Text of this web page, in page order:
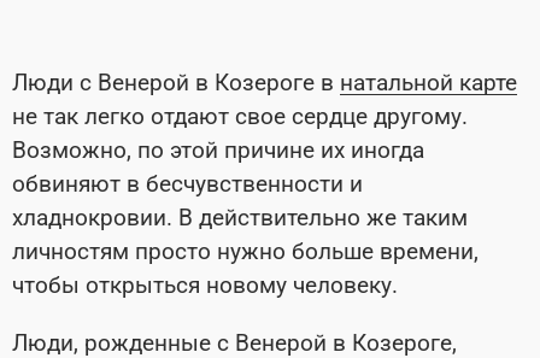
Люди с Венерой в Козероге в натальной карте
не так легко отдают свое сердце другому.
Возможно, по этой причине их иногда
обвиняют в бесчувственности и
хладнокровии. В действительно же таким
личностям просто нужно больше времени,
чтобы открыться новому человеку.
Люди, рожденные с Венерой в Козероге,